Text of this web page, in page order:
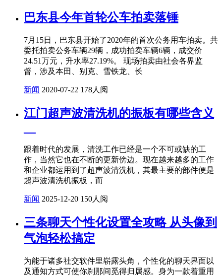
巴东县今年首轮公车拍卖落锤
7月15日，巴东县开始了2020年的首次公务用车拍卖。共
委托拍卖公务车辆29辆，成功拍卖车辆6辆，成交价
24.51万元，升水率27.19%。 现场拍卖由社会各界监
督，涉及本田、别克、雪铁龙、长
新闻 2020-07-22 178人阅
江门超声波清洗机的振板有哪些含义
跟着时代的发展，清洗工作已经是一个不可或缺的工
作，当然它也在不断的更新傍边。现在越来越多的工作
和企业都运用到了超声波清洗机，其最主要的部件便是
超声波清洗机振板，而
新闻 2025-12-20 150人阅
三条聊天个性化设置全攻略 从头像到
气泡轻松搞定
为能于诸多社交软件里崭露头角，个性化的聊天界面以
及通知方式可使你刹那间觅得归属感。身为一款着重用